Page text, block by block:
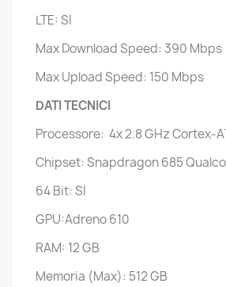
LTE: SI
Max Download Speed: 390 Mbps
Max Upload Speed: 150 Mbps
DATI TECNICI
Processore: 4x 2.8 GHz Cortex-
Chipset: Snapdragon 685
64 Bit: SI
GPU:Adreno 610
RAM: 12 GB
Memoria (Max): 512 GB